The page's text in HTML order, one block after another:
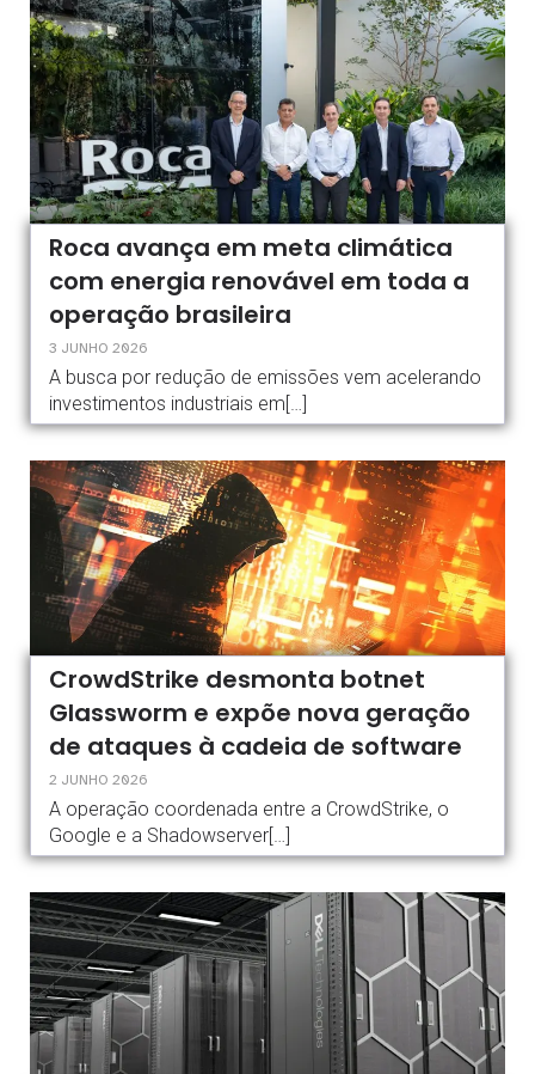
Roca avança em meta climática
com energia renovável em toda a
operação brasileira
3 JUNHO 2026
A busca por redução de emissões vem acelerando
investimentos industriais em[…]
CrowdStrike desmonta botnet
Glassworm e expõe nova geração
de ataques à cadeia de software
2 JUNHO 2026
A operação coordenada entre a CrowdStrike, o
Google e a Shadowserver[…]